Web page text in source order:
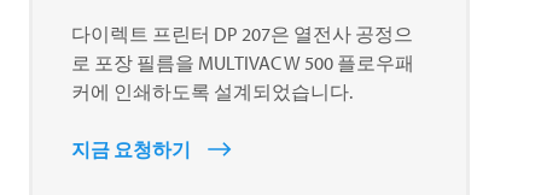
다이렉트 프린터 DP 207은 열전사 공정으
로 포장 필름을 MULTIVACW 500 플로우패
커에 인쇄하도록 설계되었습니다.
지금 요청하기